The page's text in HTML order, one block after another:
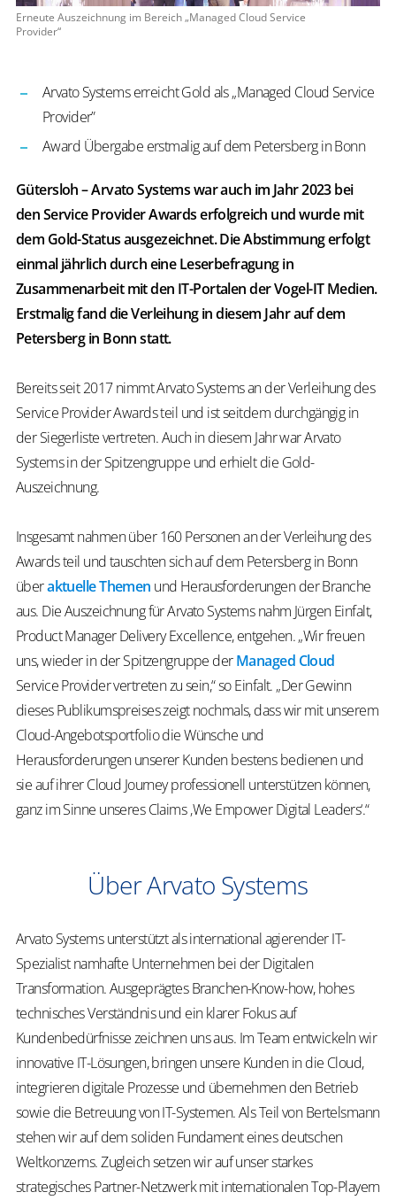
Erneute Auszeichnung im Bereich „Managed Cloud Service
Provider“
Arvato Systems erreicht Gold als „Managed Cloud Service
Provider”
Award Übergabe erstmalig auf dem Petersberg in Bonn
Gütersloh – Arvato Systems war auch im Jahr 2023 bei
den Service Provider Awards erfolgreich und wurde mit
dem Gold-Status ausgezeichnet. Die Abstimmung erfolgt
einmal jährlich durch eine Leserbefragung in
Zusammenarbeit mit den IT-Portalen der Vogel-IT Medien.
Erstmalig fand die Verleihung in diesem Jahr auf dem
Petersberg in Bonn statt.
Bereits seit 2017 nimmt Arvato Systems an der Verleihung des
Service Provider Awards teil und ist seitdem durchgängig in
der Siegerliste vertreten. Auch in diesem Jahr war Arvato
Systems in der Spitzengruppe und erhielt die Gold-
Auszeichnung.
Insgesamt nahmen über 160 Personen an der Verleihung des
Awards teil und tauschten sich auf dem Petersberg in Bonn
überaktuelle Themen und Herausforderungen der Branche
aus. Die Auszeichnung für Arvato Systems nahm Jürgen Einfalt,
Product Manager Delivery Excellence, entgehen. „Wir freuen
uns, wieder in der Spitzengruppe derManaged Cloud
Service Provider vertreten zu sein,“ so Einfalt. „Der Gewinn
dieses Publikumspreises zeigt nochmals, dass wir mit unserem
Cloud-Angebotsportfolio die Wünsche und
Herausforderungen unserer Kunden bestens bedienen und
sie auf ihrer Cloud Journey professionell unterstützen können,
ganz im Sinne unseres Claims ‚We Empower Digital Leaders‘.“
Über Arvato Systems
Arvato Systems unterstützt als international agierender IT-
Spezialist namhafte Unternehmen bei der Digitalen
Transformation. Ausgeprägtes Branchen-Know-how, hohes
technisches Verständnis und ein klarer Fokus auf
Kundenbedürfnisse zeichnen uns aus. Im Team entwickeln wir
innovative IT-Lösungen, bringen unsere Kunden in die Cloud,
integrieren digitale Prozesse und übernehmen den Betrieb
sowie die Betreuung von IT-Systemen. Als Teil von Bertelsmann
stehen wir auf dem soliden Fundament eines deutschen
Weltkonzerns. Zugleich setzen wir auf unser starkes
strategisches Partner-Netzwerk mit internationalen Top-Playern